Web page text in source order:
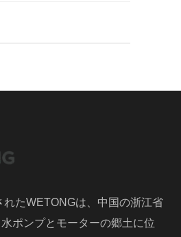
れたWETONGは、中国の浙江省
ポンプとモーターの郷土に位